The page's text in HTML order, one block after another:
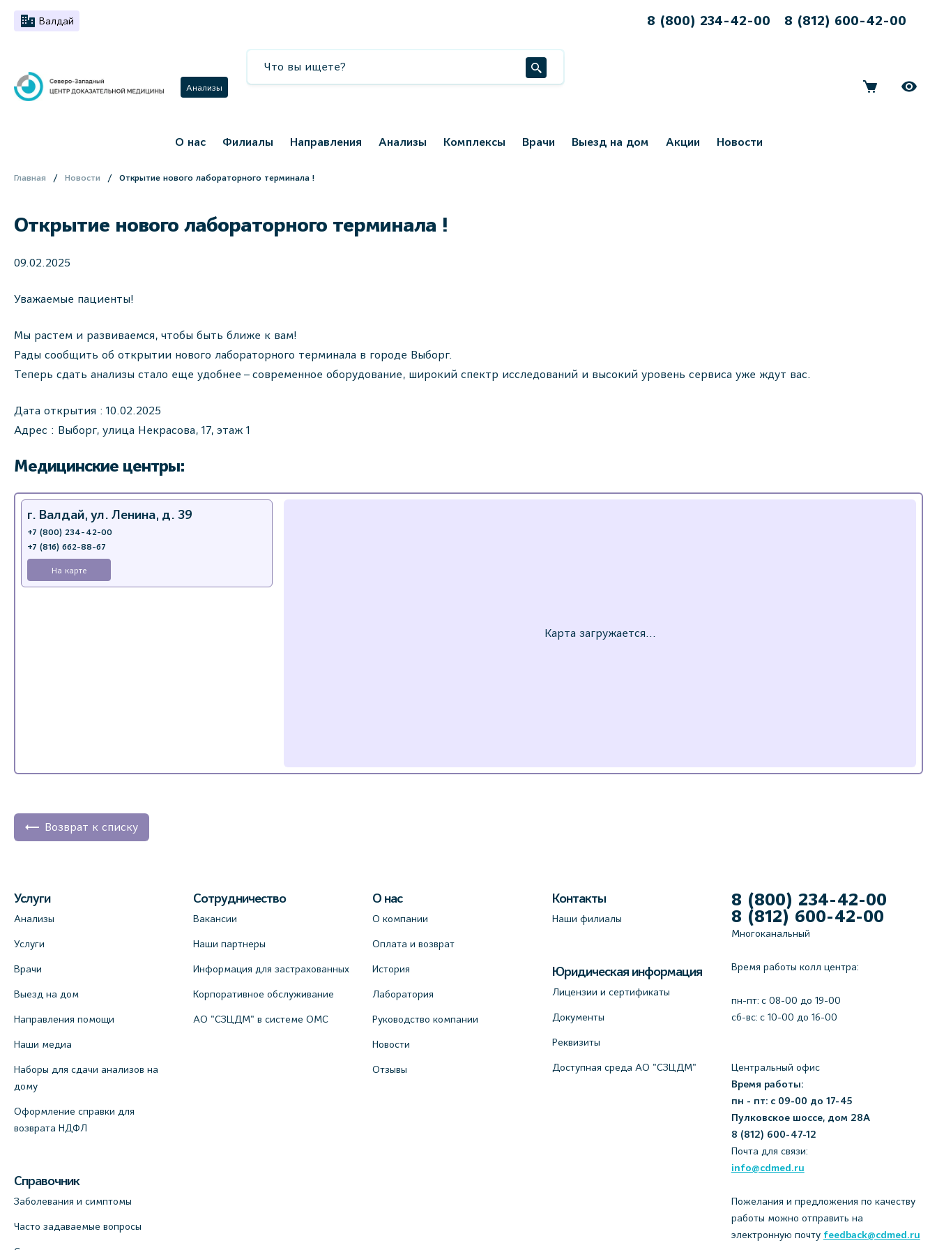
Валдай 8 (800) 234-42-00 8 (812) 600-42-00
Анализы
О нас Филиалы Направления Анализы Комплексы Врачи Выезд на дом Акции Новости
Главная Новости Открытие нового лабораторного терминала !
Открытие нового лабораторного терминала !
09.02.2025
Уважаемые пациенты!
Мы растем и развиваемся, чтобы быть ближе к вам!
Рады сообщить об открытии нового лабораторного терминала в городе Выборг.
Теперь сдать анализы стало еще удобнее – современное оборудование, широкий спектр исследований и высокий уровень сервиса уже ждут вас.
Дата открытия : 10.02.2025
Адрес : Выборг, улица Некрасова, 17, этаж 1
Медицинские центры:
г. Валдай, ул. Ленина, д. 39
+7 (800) 234-42-00
+7 (816) 662-88-67
На карте
Возврат к списку
Услуги
Анализы
Услуги
Врачи
Выезд на дом
Направления помощи
Наши медиа
Наборы для сдачи анализов на
дому
Оформление справки для
возврата НДФЛ
Справочник
Заболевания и симптомы
Часто задаваемые вопросы
Сотрудничество
Вакансии
Наши партнеры
Информация для застрахованных
Корпоративное обслуживание
АО "СЗЦДМ" в системе ОМС
О нас
О компании
Оплата и возврат
История
Лаборатория
Руководство компании
Новости
Отзывы
Контакты
Наши филиалы
Юридическая информация
Лицензии и сертификаты
Документы
Реквизиты
Доступная среда АО "СЗЦДМ"
8 (800) 234-42-00
8 (812) 600-42-00
Многоканальный
Время работы колл центра:
пн-пт: c 08-00 до 19-00
сб-вс: с 10-00 до 16-00
Центральный офис
Время работы:
пн - пт: с 09-00 до 17-45
Пулковское шоссе, дом 28А
8 (812) 600-47-12
Почта для связи:
info@cdmed.ru
Пожелания и предложения по качеству
работы можно отправить на
электронную почту feedback@cdmed.ru